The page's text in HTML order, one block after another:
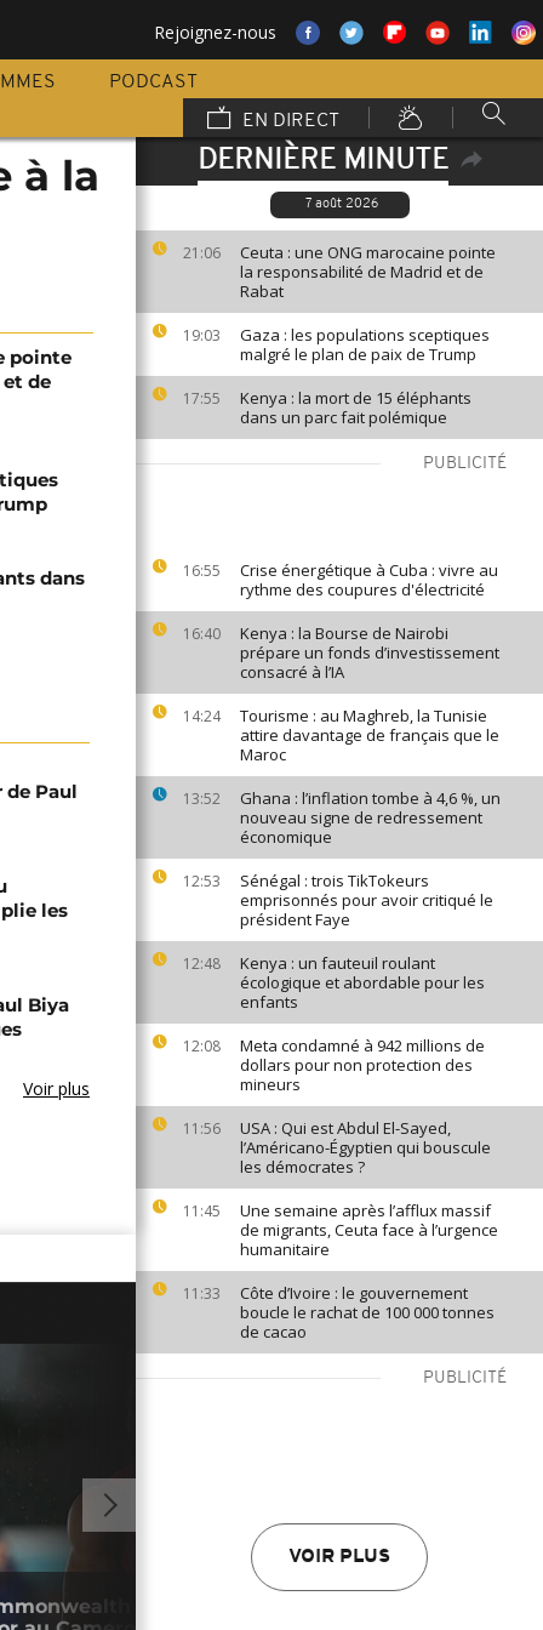
Rejoignez-nous
PODCAST
EN DIRECT
DERNIÈRE MINUTE
7 août 2026
21:06
Ceuta : une ONG marocaine pointe
la responsabilité de Madrid et de
Rabat
19:03
Gaza : les populations sceptiques
malgré le plan de paix de Trump
17:55
Kenya : la mort de 15 éléphants
dans un parc fait polémique
PUBLICITÉ
16:55
Crise énergétique à Cuba : vivre au
rythme des coupures d'électricité
16:40
Kenya : la Bourse de Nairobi
prépare un fonds d’investissement
consacré à l’IA
14:24
Tourisme : au Maghreb, la Tunisie
attire davantage de français que le
Maroc
13:52
Ghana : l’inflation tombe à 4,6 %, un
nouveau signe de redressement
économique
12:53
Sénégal : trois TikTokeurs
emprisonnés pour avoir critiqué le
président Faye
12:48
Kenya : un fauteuil roulant
écologique et abordable pour les
enfants
12:08
Meta condamné à 942 millions de
dollars pour non protection des
mineurs
11:56
USA : Qui est Abdul El-Sayed,
l’Américano-Égyptien qui bouscule
les démocrates ?
11:45
Une semaine après l’afflux massif
de migrants, Ceuta face à l’urgence
humanitaire
11:33
Côte d’Ivoire : le gouvernement
boucle le rachat de 100 000 tonnes
de cacao
PUBLICITÉ
VOIR PLUS
à la
pointe
de
dans
Paul
les
Biya
Voir plus
: Eseme s’impose sur 100